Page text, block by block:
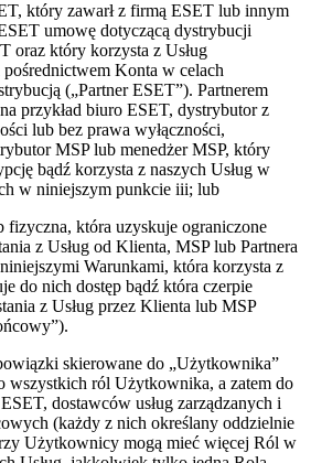
który zawarł z firmą ESET lub innym
umowę dotyczącą dystrybucji
oraz który korzysta z Usług
Konta w celach
(„Partner ESET”). Partnerem
przykład biuro ESET, dystrybutor z
lub bez prawa wyłączności,
MSP lub menedżer MSP, który
bądź korzysta z naszych Usług w
w niniejszym punkcie iii; lub
fizyczna, która uzyskuje ograniczone
z Usług od Klienta, MSP lub Partnera
Warunkami, która korzysta z
do nich dostęp bądź która czerpie
z Usług przez Klienta lub MSP
”).
skierowane do „Użytkownika”
wszystkich ról Użytkownika, a zatem do
dostawców usług zarządzanych i
(każdy z nich określany oddzielnie
Użytkownicy mogą mieć więcej Ról w